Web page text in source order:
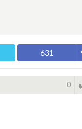
631
0